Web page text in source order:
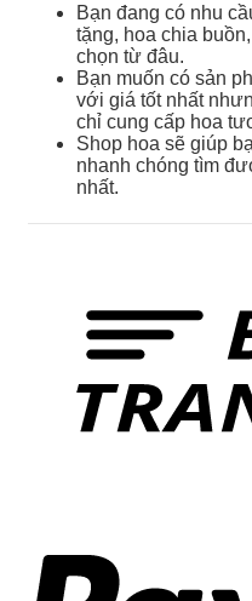
Bạn đang có nhu
tặng, hoa chia
chọn từ đâu.
Bạn muốn có sản
với giá tốt nhất
chỉ cung cấp hoa
Shop hoa sẽ giúp
nhanh chóng tìm
nhất.